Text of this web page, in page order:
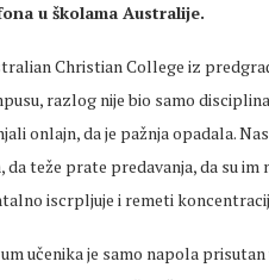
u školama Australije.
Christian College iz
razlog nije bio samo
onlajn, da je pažnja opadala.
da teže prate predavanja, da su
iscrpljuje i remeti
učenika je samo napola